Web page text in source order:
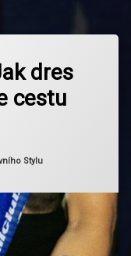
dres
cestu
Stylu